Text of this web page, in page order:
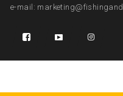
e-mail: